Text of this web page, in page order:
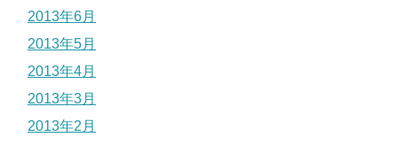
2013年6月
2013年5月
2013年4月
2013年3月
2013年2月